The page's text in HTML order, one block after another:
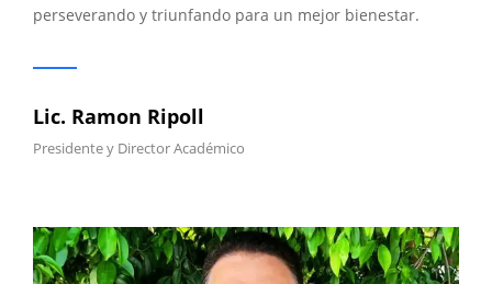
perseverando y triunfando para un mejor bienestar.
Lic. Ramon Ripoll
Presidente y Director Académico